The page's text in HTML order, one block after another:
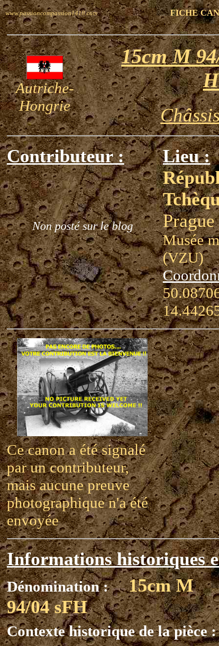
www.passioncompassion1418.com FICHE
Autriche-
Hongrie
15cm M
Contributeur :
Non posté sur le blog
Lieu :
Prague
Musée
(VZU)
Ce canon a été signalé
par un contributeur,
mais aucune preuve
photographique n'a été
envoyée
Informations historiques
Dénomination :
15cm M
94/04 sFH
Contexte historique de la pièce :